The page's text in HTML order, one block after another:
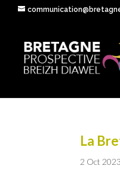
La
2 Oct 2023